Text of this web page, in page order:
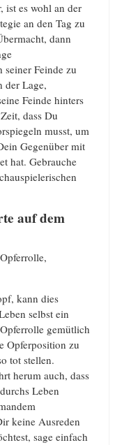
ist es wohl an der
an den Tag zu
dann
Feinde zu
der Lage,
Feinde hinters
dass Du
musst, um
Gegenüber mit
hat. Gebrauche
auf dem
kann dies
selbst ein
gemütlich
Opferposition zu
tot stellen.
herum auch, dass
Leben
keine Ausreden
sage einfach